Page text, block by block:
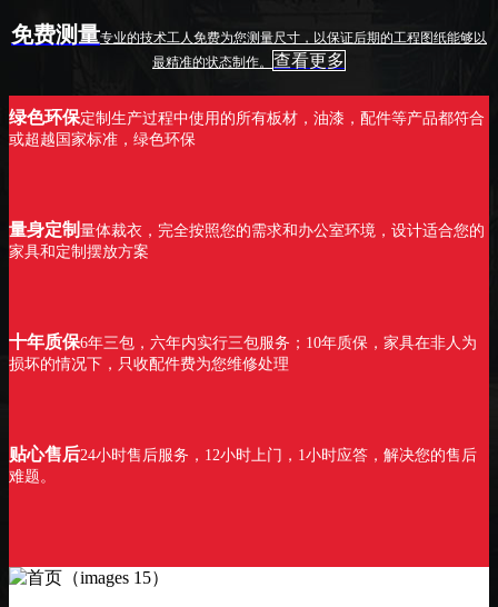
免费测量专业的技术工人免费为您测量尺寸，以保证后期的工程图纸能够以
最精准的状态制作。 查看更多
绿色环保定制生产过程中使用的所有板材，油漆，配件等产品都符合
或超越国家标准，绿色环保
量身定制 量体裁衣，完全按照您的需求和办公室环境，设计适合您的
家具和定制摆放方案
十年质保6年三包，六年内实行三包服务； 10年质保，家具在非人为
损坏的情况下，只收配件费为您维修处理
贴心售后24小时售后服务，12小时上门，1小时应答，解决您的售后
难题。